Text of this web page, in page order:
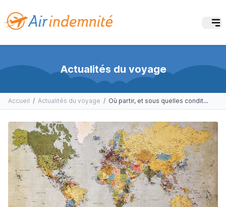
Actualités du voyage
Accueil / Actualités du voyage / Où partir, et sous quelles conditions pour ceux qui veulent voyager pendant l’automne ?